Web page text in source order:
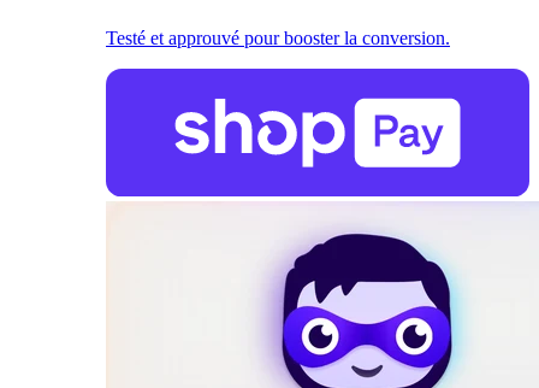
Testé et approuvé pour booster la conversion.